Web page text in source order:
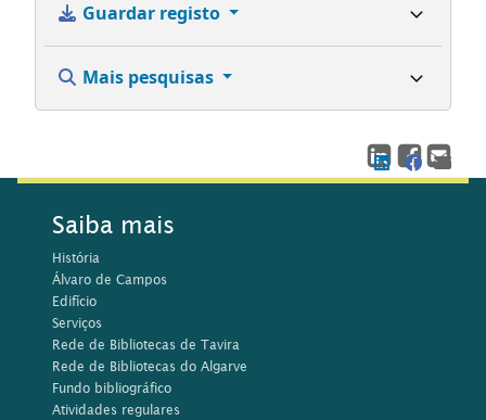
Guardar registo
Mais pesquisas
Saiba mais
História
Álvaro de Campos
Edifício
Serviços
Rede de Bibliotecas de Tavira
Rede de Bibliotecas do Algarve
Fundo bibliográfico
Atividades regulares